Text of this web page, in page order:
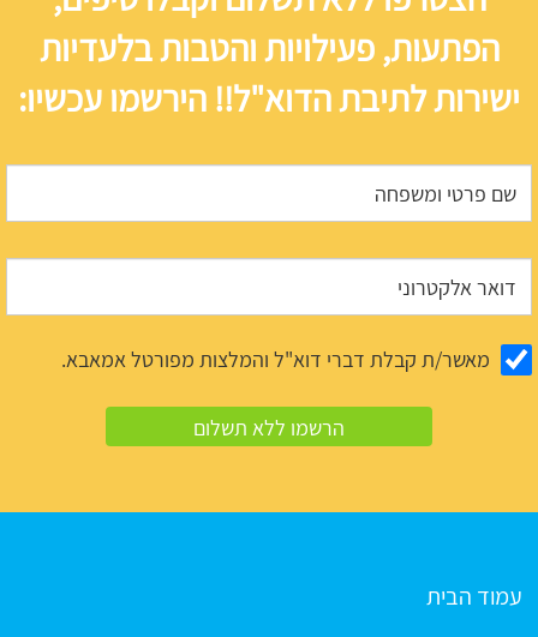
הפתעות, פעילויות והטבות בלעדיות
ישירות לתיבת הדוא"ל!! הירשמו עכשיו:
מאשר/ת קבלת דברי דוא"ל והמלצות מפורטל אמאבא.
עמוד הבית